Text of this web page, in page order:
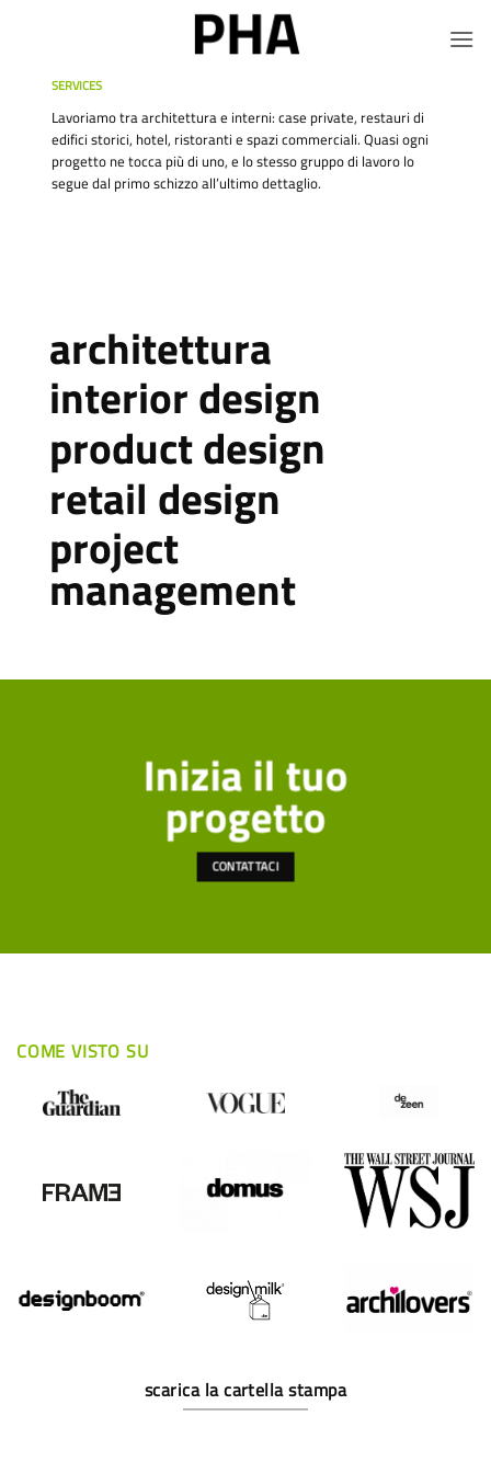
architettura
interior design
product design
retail design
project
management
SERVICES
Lavoriamo tra architettura e interni: case private, restauri di
edifici storici, hotel, ristoranti e spazi commerciali. Quasi ogni
progetto ne tocca più di uno, e lo stesso gruppo di lavoro lo
segue dal primo schizzo all’ultimo dettaglio.
Inizia il tuo
progetto
CONTATTACI
COME VISTO SU
scarica la cartella stampa